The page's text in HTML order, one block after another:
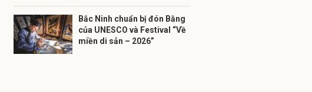
Bắc Ninh chuẩn bị đón Bằng
của UNESCO và Festival “Về
miền di sản – 2026”